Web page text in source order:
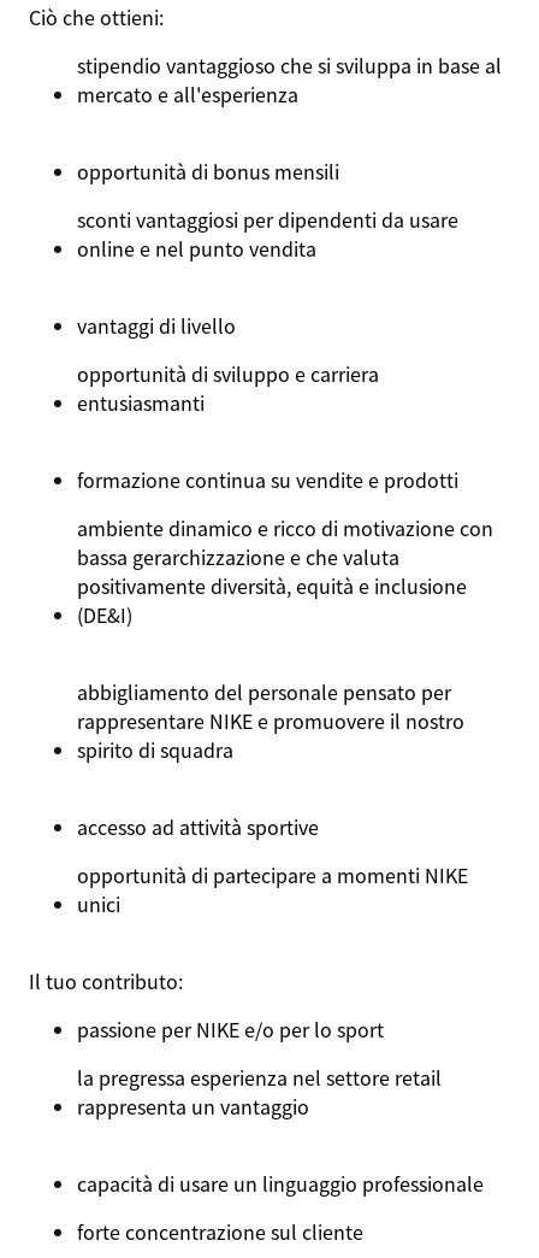
Ciò che ottieni:
stipendio vantaggioso che si sviluppa in base al
mercato e all'esperienza
opportunità di bonus mensili
sconti vantaggiosi per dipendenti da usare
online e nel punto vendita
vantaggi di livello
opportunità di sviluppo e carriera
entusiasmanti
formazione continua su vendite e prodotti
ambiente dinamico e ricco di motivazione con
bassa gerarchizzazione e che valuta
positivamente diversità, equità e inclusione
(DE&I)
abbigliamento del personale pensato per
rappresentare NIKE e promuovere il nostro
spirito di squadra
accesso ad attività sportive
opportunità di partecipare a momenti NIKE
unici
Il tuo contributo:
passione per NIKE e/o per lo sport
la pregressa esperienza nel settore retail
rappresenta un vantaggio
capacità di usare un linguaggio professionale
forte concentrazione sul cliente